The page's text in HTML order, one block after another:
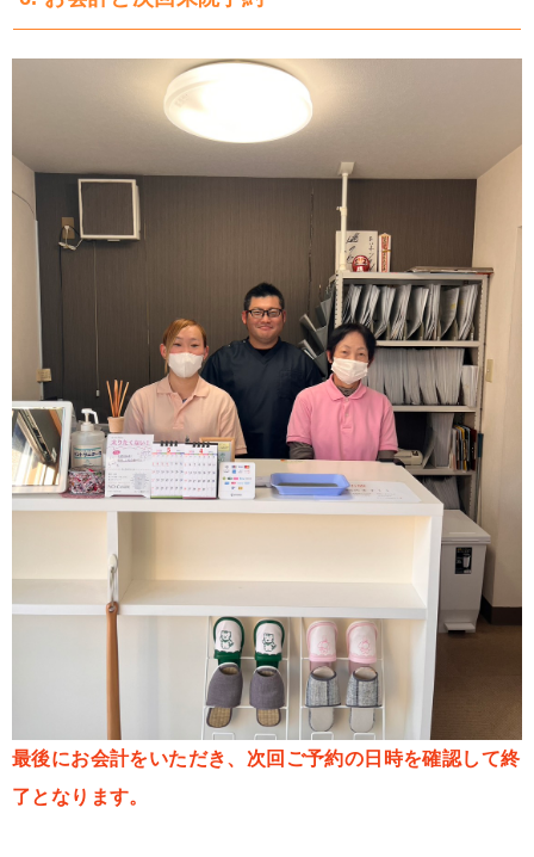
最後にお会計をいただき、次回ご予約の日時を確認して終
了となります。